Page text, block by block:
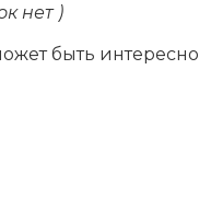
нет )
быть интересно